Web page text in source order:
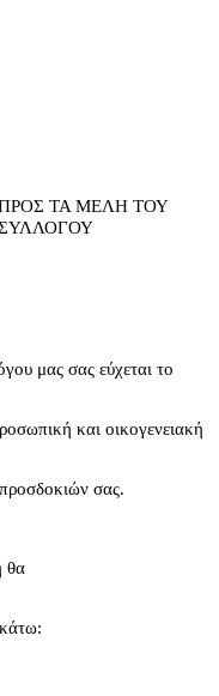
ΤΑ ΜΕΛΗ ΤΟΥ
μας σας εύχεται το
και οικογενειακή
σας.
θα